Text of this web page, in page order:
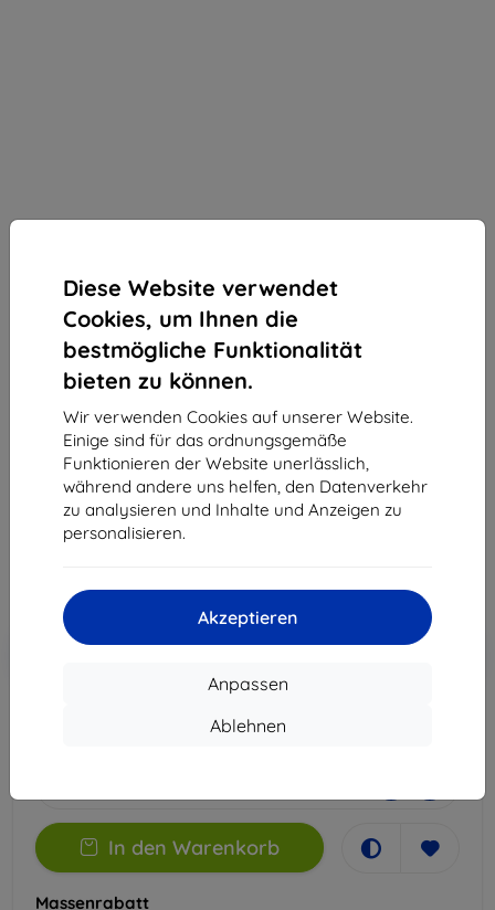
Diese Website verwendet
Cookies, um Ihnen die
bestmögliche Funktionalität
bieten zu können.
Wir verwenden Cookies auf unserer Website.
Einige sind für das ordnungsgemäße
Funktionieren der Website unerlässlich,
während andere uns helfen, den Datenverkehr
zu analysieren und Inhalte und Anzeigen zu
personalisieren.
Akzeptieren
Anpassen
Ablehnen
3mk SilverProtection+ Schutzfolie für Xiaomi 14T /
14T Pro
Geeignet für: Xiaomi 14T Pro Xiaomi 14T
12,90 €
11,61 €
ohne MWSt9,76 €
Rabatt mit Gutschein
In den
In den Warenkorb
Massenrabatt